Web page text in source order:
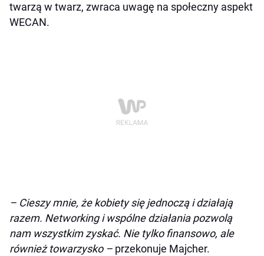
twarzą w twarz, zwraca uwagę na społeczny aspekt
WECAN.
– Cieszy mnie, że kobiety się jednoczą i działają
razem. Networking i wspólne działania pozwolą
nam wszystkim zyskać. Nie tylko finansowo, ale
również towarzysko – przekonuje Majcher.